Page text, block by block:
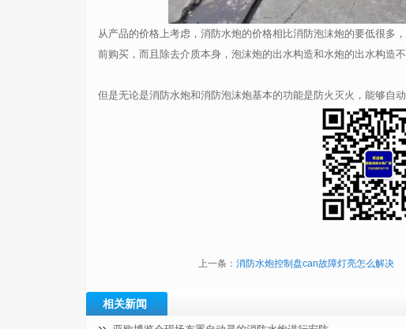
从产品的价格上考虑，消防水炮的价格相比消防泡沫炮的要低很多
前购买，而且除去介质本身，泡沫炮的出水构造和水炮的出水构造
但是无论是消防水炮和消防泡沫炮基本的功能是防火灭火，能够自
上一条： 消防水炮控制盘can故障灯亮怎么解决
相关新闻